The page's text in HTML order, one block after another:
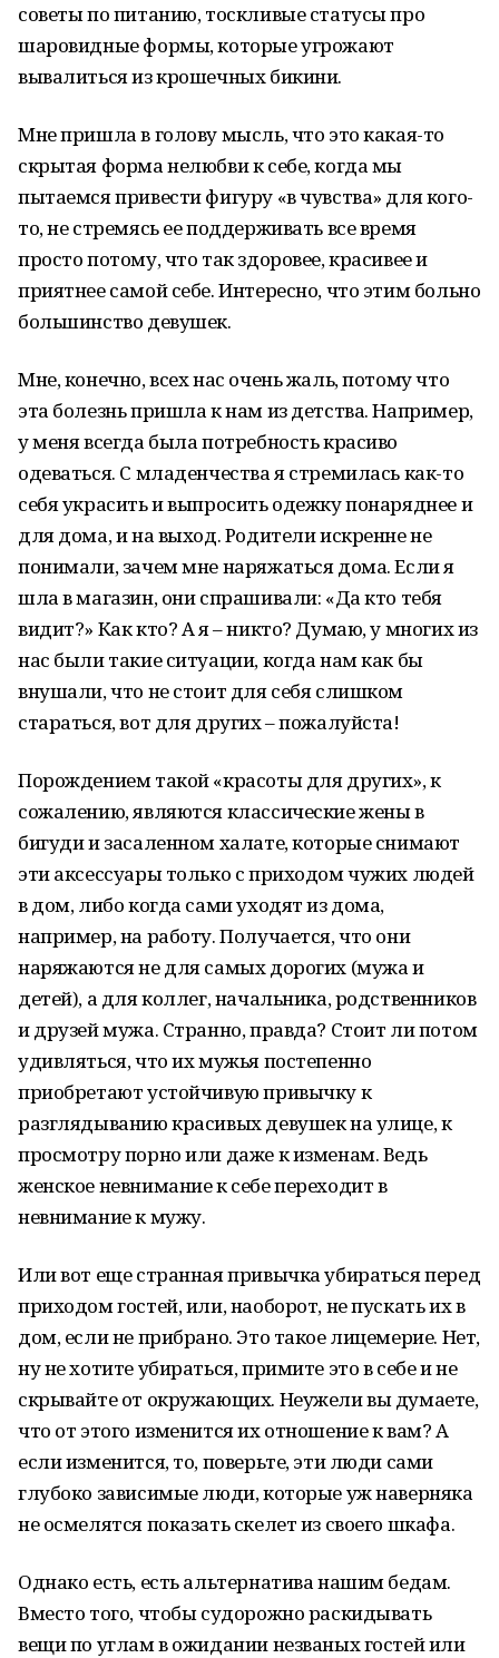
советы по питанию, тоскливые статусы про
шаровидные формы, которые угрожают
вывалиться из крошечных бикини.
Мне пришла в голову мысль, что это какая-то
скрытая форма нелюбви к себе, когда мы
пытаемся привести фигуру «в чувства» для кого-
то, не стремясь ее поддерживать все время
просто потому, что так здоровее, красивее и
приятнее самой себе. Интересно, что этим больно
большинство девушек.
Мне, конечно, всех нас очень жаль, потому что
эта болезнь пришла к нам из детства. Например,
у меня всегда была потребность красиво
одеваться. С младенчества я стремилась как-то
себя украсить и выпросить одежку понаряднее и
для дома, и на выход. Родители искренне не
понимали, зачем мне наряжаться дома. Если я
шла в магазин, они спрашивали: «Да кто тебя
видит?» Как кто? А я – никто? Думаю, у многих из
нас были такие ситуации, когда нам как бы
внушали, что не стоит для себя слишком
стараться, вот для других – пожалуйста!
Порождением такой «красоты для других», к
сожалению, являются классические жены в
бигуди и засаленном халате, которые снимают
эти аксессуары только с приходом чужих людей
в дом, либо когда сами уходят из дома,
например, на работу. Получается, что они
наряжаются не для самых дорогих (мужа и
детей), а для коллег, начальника, родственников
и друзей мужа. Странно, правда? Стоит ли потом
удивляться, что их мужья постепенно
приобретают устойчивую привычку к
разглядыванию красивых девушек на улице, к
просмотру порно или даже к изменам. Ведь
женское невнимание к себе переходит в
невнимание к мужу.
Или вот еще странная привычка убираться перед
приходом гостей, или, наоборот, не пускать их в
дом, если не прибрано. Это такое лицемерие. Нет,
ну не хотите убираться, примите это в себе и не
скрывайте от окружающих. Неужели вы думаете,
что от этого изменится их отношение к вам? А
если изменится, то, поверьте, эти люди сами
глубоко зависимые люди, которые уж наверняка
не осмелятся показать скелет из своего шкафа.
Однако есть, есть альтернатива нашим бедам.
Вместо того, чтобы судорожно раскидывать
вещи по углам в ожидании незваных гостей или